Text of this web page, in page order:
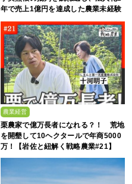
年で売上1億円を達成した農業未経験
の若者たち
農業経営
栗農家で億万長者になれる？！ 荒地
を開墾して10ヘクタールで年商5000
万！【岩佐と紐解く戦略農業#21】